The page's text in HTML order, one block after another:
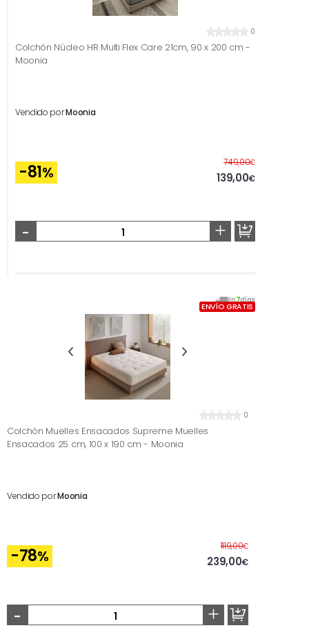
0
Colchón Núcleo HR Multi Flex Care 21cm, 90 x 200 cm -
Moonia
Vendido porMoonia
-81%
749,00€Antes
139,00€
- +
En7días
ENVÍO GRATIS
0
Colchón Muelles Ensacados Supreme Muelles
Ensacados 25 cm, 100 x 190 cm - Moonia
Vendido porMoonia
-78%
1119,00€Antes
239,00€
- +